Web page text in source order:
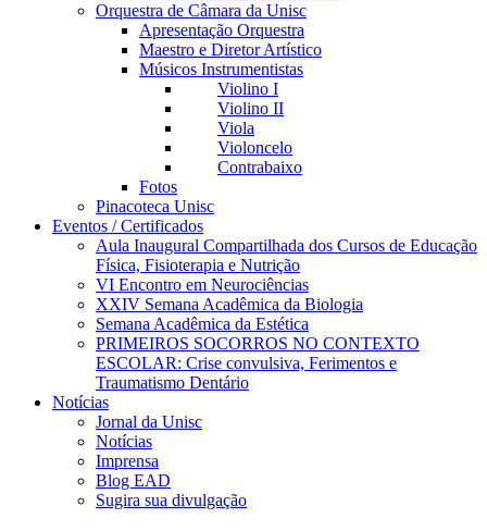
Orquestra de Câmara da Unisc
Apresentação Orquestra
Maestro e Diretor Artístico
Músicos Instrumentistas
Violino I
Violino II
Viola
Violoncelo
Contrabaixo
Fotos
Pinacoteca Unisc
Eventos / Certificados
Aula Inaugural Compartilhada dos Cursos de Educação
Física, Fisioterapia e Nutrição
VI Encontro em Neurociências
XXIV Semana Acadêmica da Biologia
Semana Acadêmica da Estética
PRIMEIROS SOCORROS NO CONTEXTO
ESCOLAR: Crise convulsiva, Ferimentos e
Traumatismo Dentário
Notícias
Jornal da Unisc
Notícias
Imprensa
Blog EAD
Sugira sua divulgação